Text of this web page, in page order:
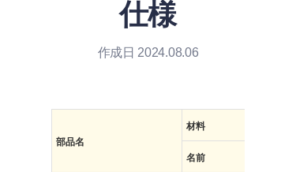
仕様
作成日 2024.08.06
部品名
材料
名前